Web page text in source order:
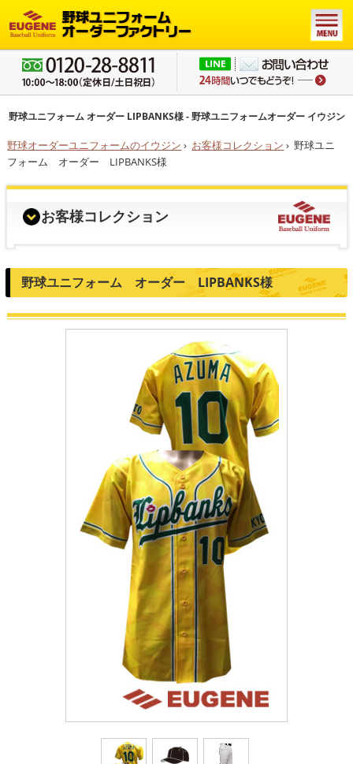
野球ユニフォーム オーダー LIPBANKS様 - 野球ユニフォームオーダー イウジン
野球オーダーユニフォームのイウジン › お客様コレクション › 野球ユニ
フォーム オーダー LIPBANKS様
お客様コレクション
野球ユニフォーム オーダー LIPBANKS様